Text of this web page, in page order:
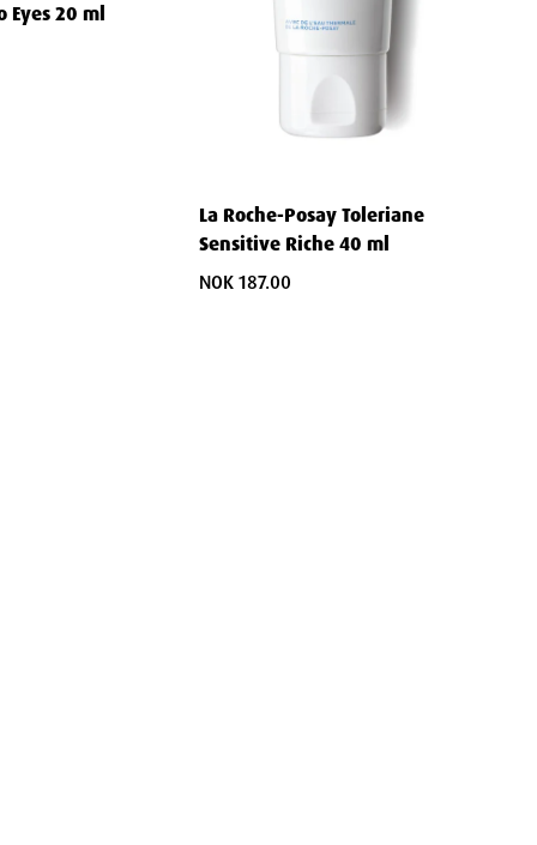
Eyes 20 ml
La Roche-Posay Toleriane
Sensitive Riche 40 ml
NOK 187.00